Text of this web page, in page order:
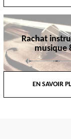
Rachat
musique
EN SAVOIR